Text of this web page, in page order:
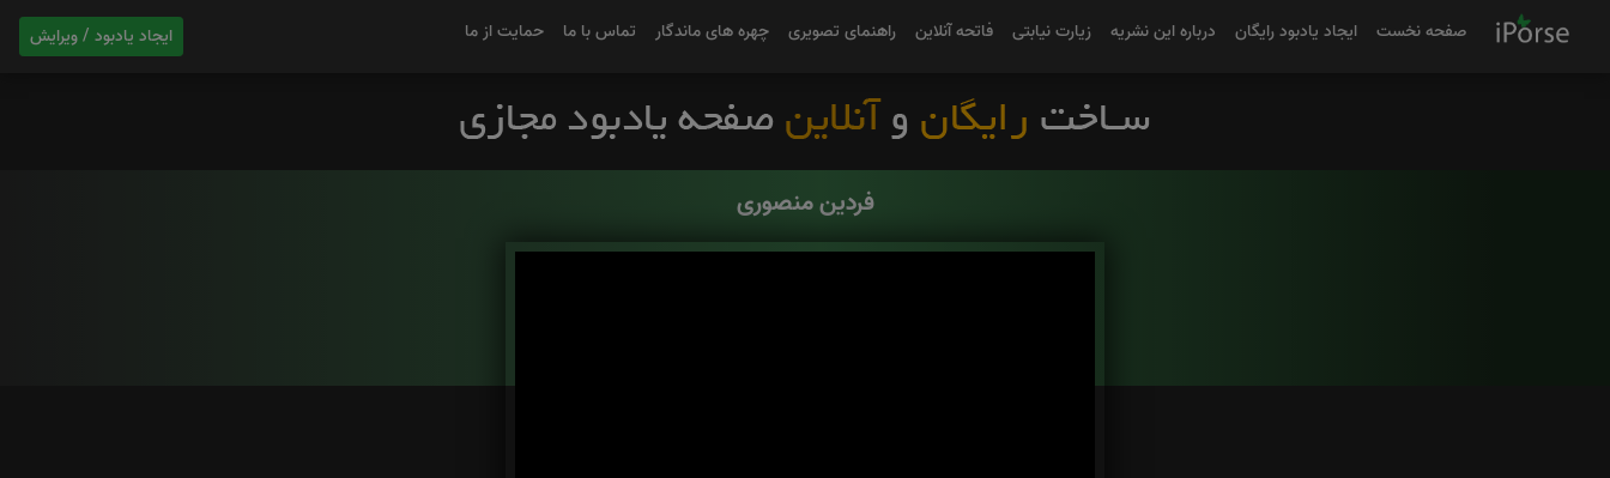
ایجاد یادبود / ویرایش صفحه نخست ایجاد یادبود رایگان درباره این نشریه زیارت نیابتی فاتحه آنلاین راهنمای تصویری چهره های ماندگار تماس با ما حمایت از ما
فردین منصوری